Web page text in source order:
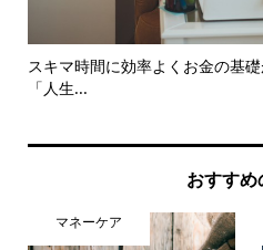
スキマ時間に効率よくお金の基
「人生...
おすす
マネーケア